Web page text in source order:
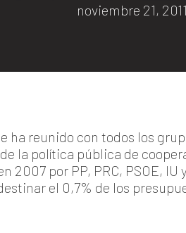
noviembre 21, 2011
ha reunido con todos los
la política pública de
2007 por PP, PRC, PSOE,
el 0,7% de los